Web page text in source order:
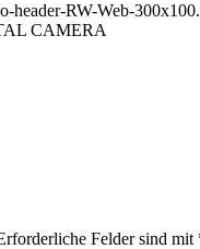
header-RW-Web-
CAMERA
Felder sind mit